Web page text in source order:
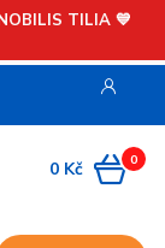
TILIA 💙
0
0 Kč